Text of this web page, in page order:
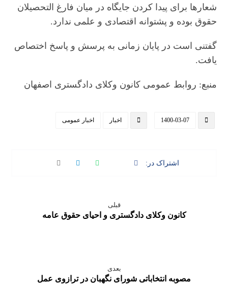
شعارها برای پیدا کردن جایگاه در میان فارغ التحصیلان
حقوق بوده و پشتوانه اقتصادی و علمی ندارد.
گفتنی است در پایان زمانی به پرسش و پاسخ اختصاص
یافت.
منبع: روابط عمومی کانون وکلای دادگستری اصفهان
1400-03-07 اخبار اخبار عمومی
قبلی
کانون وکلای دادگستری و احیای حقوق عامه
بعدی
مصوبه انتخاباتی شورای نگهبان در ترازوی عمل